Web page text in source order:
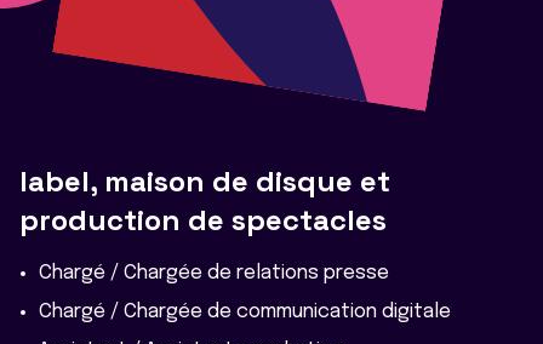
label, maison de disque et
production de spectacles
Chargé / Chargée de relations presse
Chargé / Chargée de communication digitale